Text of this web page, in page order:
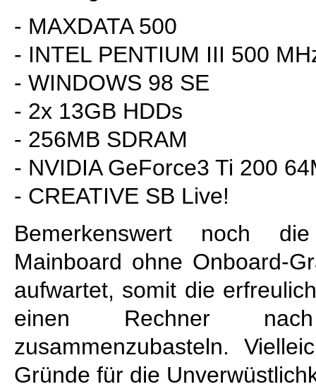
- MAXDATA 500
- INTEL PENTIUM III 500
- WINDOWS 98 SE
- 2x 13GB HDDs
- 256MB SDRAM
- NVIDIA GeForce3 Ti 200
- CREATIVE SB Live!
Bemerkenswert noch
Mainboard ohne Onboard-
aufwartet, somit die
einen Rechner
zusammenzubasteln.
Gründe für die